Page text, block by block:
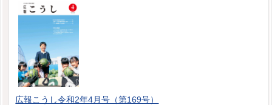
広報こうし令和2年4月号（第169号）